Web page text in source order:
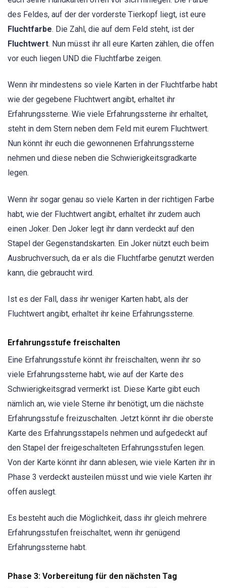
des Feldes, auf der der vorderste Tierkopf liegt, ist eure
Fluchtfarbe. Die Zahl, die auf dem Feld steht, ist der
Fluchtwert. Nun müsst ihr all eure Karten zählen, die offen
vor euch liegen UND die Fluchtfarbe zeigen.
Wenn ihr mindestens so viele Karten in der Fluchtfarbe habt
wie der gegebene Fluchtwert angibt, erhaltet ihr
Erfahrungssterne. Wie viele Erfahrungssterne ihr erhaltet,
steht in dem Stern neben dem Feld mit eurem Fluchtwert.
Nun könnt ihr euch die gewonnenen Erfahrungssterne
nehmen und diese neben die Schwierigkeitsgradkarte
legen.
Wenn ihr sogar genau so viele Karten in der richtigen Farbe
habt, wie der Fluchtwert angibt, erhaltet ihr zudem auch
einen Joker. Den Joker legt ihr dann verdeckt auf den
Stapel der Gegenstandskarten. Ein Joker nützt euch beim
Ausbruchversuch, da er als die Fluchtfarbe genutzt werden
kann, die gebraucht wird.
Ist es der Fall, dass ihr weniger Karten habt, als der
Fluchtwert angibt, erhaltet ihr keine Erfahrungssterne.
Erfahrungsstufe freischalten
Eine Erfahrungsstufe könnt ihr freischalten, wenn ihr so
viele Erfahrungssterne habt, wie auf der Karte des
Schwierigkeitsgrad vermerkt ist. Diese Karte gibt euch
nämlich an, wie viele Sterne ihr benötigt, um die nächste
Erfahrungsstufe freizuschalten. Jetzt könnt ihr die oberste
Karte des Erfahrungsstapels nehmen und aufgedeckt auf
den Stapel der freigeschalteten Erfahrungsstufen legen.
Von der Karte könnt ihr dann ablesen, wie viele Karten ihr in
Phase 3 verdeckt austeilen müsst und wie viele Karten ihr
offen auslegt.
Es besteht auch die Möglichkeit, dass ihr gleich mehrere
Erfahrungsstufen freischaltet, wenn ihr genügend
Erfahrungssterne habt.
Phase 3: Vorbereitung für den nächsten Tag